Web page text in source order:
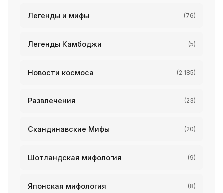
Легенды и мифы (76)
Легенды Камбоджи (5)
Новости космоса (2 185)
Развлечения (23)
Скандинавские Мифы (20)
Шотландская мифология (9)
Японская мифология (8)